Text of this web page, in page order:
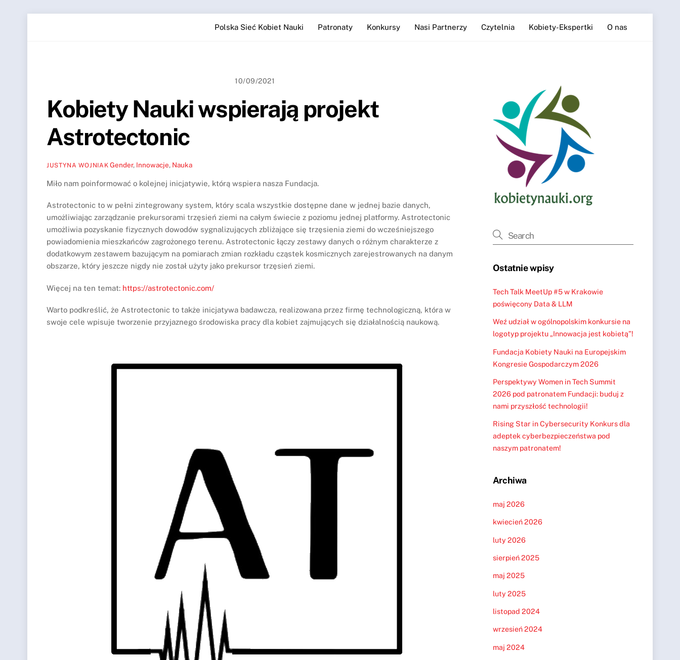
Polska Sieć Kobiet Nauki Patronaty Konkursy Nasi Partnerzy Czytelnia Kobiety-Ekspertki O nas
10/09/2021
Kobiety Nauki wspierają projekt
Astrotectonic
JUSTYNA WOJNIAK Gender, Innowacje, Nauka
Miło nam poinformować o kolejnej inicjatywie, którą wspiera nasza Fundacja.
Astrotectonic to w pełni zintegrowany system, który scala wszystkie dostępne dane w jednej bazie danych,
umożliwiając zarządzanie prekursorami trzęsień ziemi na całym świecie z poziomu jednej platformy. Astrotectonic
umożliwia pozyskanie fizycznych dowodów sygnalizujących zbliżające się trzęsienia ziemi do wcześniejszego
powiadomienia mieszkańców zagrożonego terenu. Astrotectonic łączy zestawy danych o różnym charakterze z
dodatkowym zestawem bazującym na pomiarach zmian rozkładu cząstek kosmicznych zarejestrowanych na danym
obszarze, który jeszcze nigdy nie został użyty jako prekursor trzęsień ziemi.
Więcej na ten temat: https://astrotectonic.com/
Warto podkreślić, że Astrotectonic to także inicjatywa badawcza, realizowana przez firmę technologiczną, która w
swoje cele wpisuje tworzenie przyjaznego środowiska pracy dla kobiet zajmujących się działalnością naukową.
Ostatnie wpisy
Tech Talk MeetUp #5 w Krakowie
poświęcony Data & LLM
Weź udział w ogólnopolskim konkursie na
logotyp projektu „Innowacja jest kobietą”!
Fundacja Kobiety Nauki na Europejskim
Kongresie Gospodarczym 2026
Perspektywy Women in Tech Summit
2026 pod patronatem Fundacji: buduj z
nami przyszłość technologii!
Rising Star in Cybersecurity Konkurs dla
adeptek cyberbezpieczeństwa pod
naszym patronatem!
Archiwa
maj 2026
kwiecień 2026
luty 2026
sierpień 2025
maj 2025
luty 2025
listopad 2024
wrzesień 2024
maj 2024